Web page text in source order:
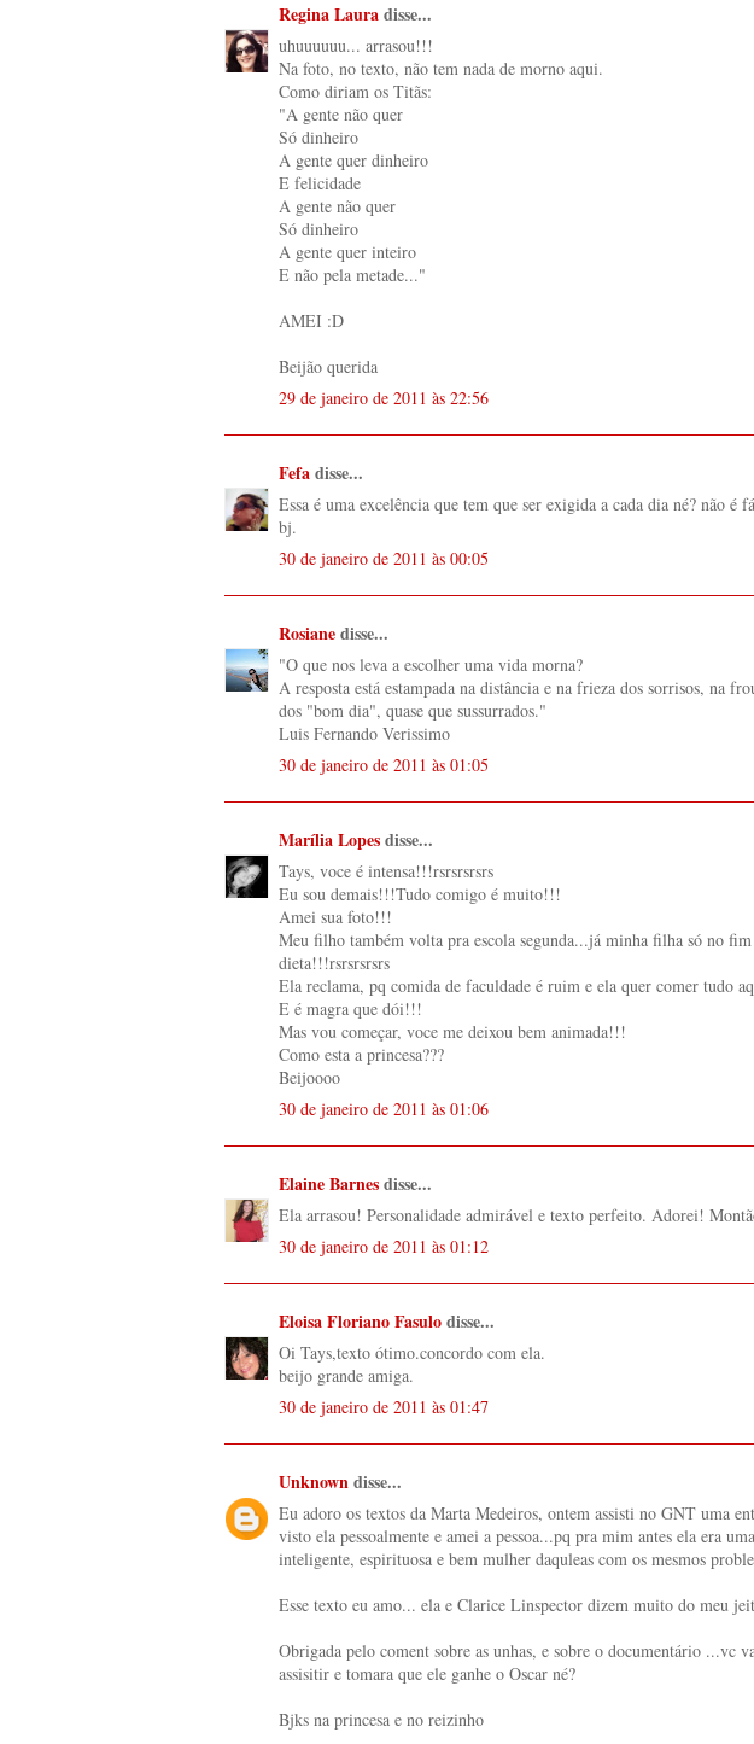
Regina Lauradisse...
uhuuuuuu... arrasou!!!
Na foto, no texto, não tem nada de morno aqui.
Como diriam os Titãs:
"A gente não quer
Só dinheiro
A gente quer dinheiro
E felicidade
A gente não quer
Só dinheiro
A gente quer inteiro
E não pela metade..."
AMEI :D
Beijão querida
29 de janeiro de 2011 às 22:56
Fefadisse...
Essa é uma excelência que tem que ser exigida a cada dia né? não é
bj.
30 de janeiro de 2011 às 00:05
Rosianedisse...
"O que nos leva a escolher uma vida morna?
A resposta está estampada na distância e na frieza dos sorrisos, na
dos "bom dia", quase que sussurrados."
Luis Fernando Verissimo
30 de janeiro de 2011 às 01:05
Marília Lopesdisse...
Tays, voce é intensa!!!rsrsrsrsrs
Eu sou demais!!!Tudo comigo é muito!!!
Amei sua foto!!!
Meu filho também volta pra escola segunda...já minha filha só no
dieta!!!rsrsrsrsrs
Ela reclama, pq comida de faculdade é ruim e ela quer comer tudo
E é magra que dói!!!
Mas vou começar, voce me deixou bem animada!!!
Como esta a princesa???
Beijoooo
30 de janeiro de 2011 às 01:06
Elaine Barnesdisse...
Ela arrasou! Personalidade admirável e texto perfeito. Adorei!
30 de janeiro de 2011 às 01:12
Eloisa Floriano Fasulodisse...
Oi Tays,texto ótimo.concordo com ela.
beijo grande amiga.
30 de janeiro de 2011 às 01:47
Unknowndisse...
Eu adoro os textos da Marta Medeiros, ontem assisti no GNT uma
visto ela pessoalmente e amei a pessoa...pq pra mim antes ela era
inteligente, espirituosa e bem mulher daquleas com os mesmos
Esse texto eu amo... ela e Clarice Linspector dizem muito do meu
Obrigada pelo coment sobre as unhas, e sobre o documentário ...vc
assisitir e tomara que ele ganhe o Oscar né?
Bjks na princesa e no reizinho